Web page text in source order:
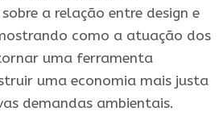
a relação entre design e
como a atuação dos
uma ferramenta
uma economia mais justa
demandas ambientais.